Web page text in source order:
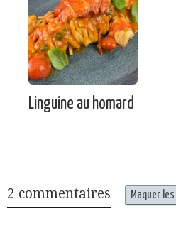
Linguine au homard
2 commentaires Maquer